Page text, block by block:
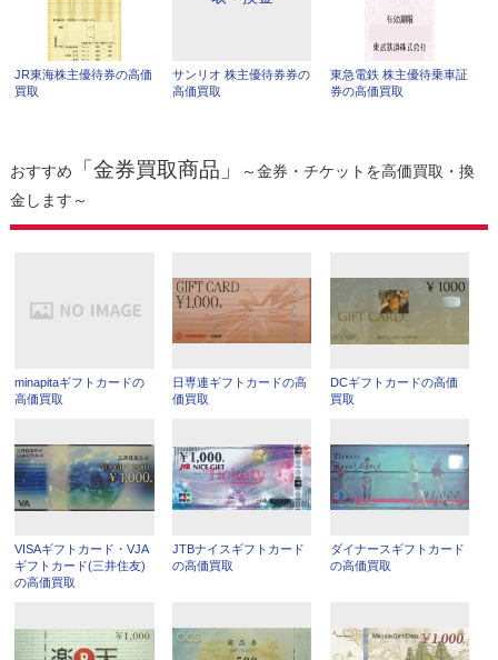
JR東海株主優待券の高価
買取
サンリオ 株主優待券券の
高価買取
東急電鉄 株主優待乗車証
券の高価買取
おすすめ 「金券買取商品」
～金券・チケットを高価買取・換
金します～
minapitaギフトカードの
高価買取
日専連ギフトカードの高
価買取
DCギフトカードの高価
買取
VISAギフトカード・VJA
ギフトカード(三井住友)
の高価買取
JTBナイスギフトカード
の高価買取
ダイナースギフトカード
の高価買取